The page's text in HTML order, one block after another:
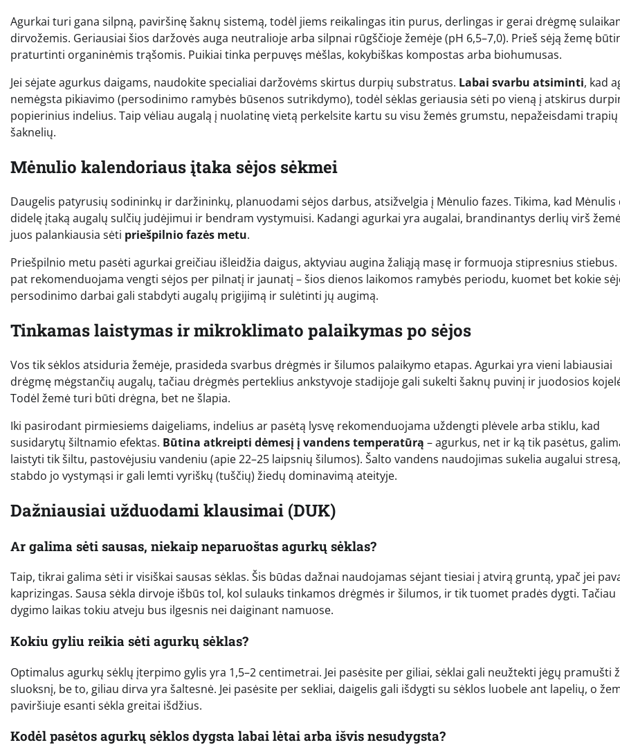
Agurkai turi gana silpną, paviršinę šaknų sistemą, todėl jiems reikalingas itin purus, derlingas ir gerai drėgmę
dirvožemis. Geriausiai šios daržovės auga neutralioje arba silpnai rūgščioje žemėje (pH 6,5–7,0). Prieš sėją žemę
praturtinti organinėmis trąšomis. Puikiai tinka perpuvęs mėšlas, kokybiškas kompostas arba biohumusas.
Jei sėjate agurkus daigams, naudokite specialiai daržovėms skirtus durpių substratus. Labai svarbu atsiminti, kad
nemėgsta pikiavimo (persodinimo ramybės būsenos sutrikdymo), todėl sėklas geriausia sėti po vieną į atskirus
popierinius indelius. Taip vėliau augalą į nuolatinę vietą perkelsite kartu su visu žemės grumstu, nepažeisdami trapių
šaknelių.
Mėnulio kalendoriaus įtaka sėjos sėkmei
Daugelis patyrusių sodininkų ir daržininkų, planuodami sėjos darbus, atsižvelgia į Mėnulio fazes. Tikima, kad Mėnulis
didelę įtaką augalų sulčių judėjimui ir bendram vystymuisi. Kadangi agurkai yra augalai, brandinantys derlių virš
juos palankiausia sėti priešpilnio fazės metu.
Priešpilnio metu pasėti agurkai greičiau išleidžia daigus, aktyviau augina žaliąją masę ir formuoja stipresnius stiebus.
pat rekomenduojama vengti sėjos per pilnatį ir jaunatį – šios dienos laikomos ramybės periodu, kuomet bet kokie
persodinimo darbai gali stabdyti augalų prigijimą ir sulėtinti jų augimą.
Tinkamas laistymas ir mikroklimato palaikymas po sėjos
Vos tik sėklos atsiduria žemėje, prasideda svarbus drėgmės ir šilumos palaikymo etapas. Agurkai yra vieni labiausiai
drėgmę mėgstančių augalų, tačiau drėgmės perteklius ankstyvoje stadijoje gali sukelti šaknų puvinį ir juodosios
Todėl žemė turi būti drėgna, bet ne šlapia.
Iki pasirodant pirmiesiems daigeliams, indelius ar pasėtą lysvę rekomenduojama uždengti plėvele arba stiklu, kad
susidarytų šiltnamio efektas. Būtina atkreipti dėmesį į vandens temperatūrą – agurkus, net ir ką tik pasėtus,
laistyti tik šiltu, pastovėjusiu vandeniu (apie 22–25 laipsnių šilumos). Šalto vandens naudojimas sukelia augalui stresą,
stabdo jo vystymąsi ir gali lemti vyriškų (tuščių) žiedų dominavimą ateityje.
Dažniausiai užduodami klausimai (DUK)
Ar galima sėti sausas, niekaip neparuoštas agurkų sėklas?
Taip, tikrai galima sėti ir visiškai sausas sėklas. Šis būdas dažnai naudojamas sėjant tiesiai į atvirą gruntą, ypač jei
kaprizingas. Sausa sėkla dirvoje išbūs tol, kol sulauks tinkamos drėgmės ir šilumos, ir tik tuomet pradės dygti. Tačiau
dygimo laikas tokiu atveju bus ilgesnis nei daiginant namuose.
Kokiu gyliu reikia sėti agurkų sėklas?
Optimalus agurkų sėklų įterpimo gylis yra 1,5–2 centimetrai. Jei pasėsite per giliai, sėklai gali neužtekti jėgų pramušti
sluoksnį, be to, giliau dirva yra šaltesnė. Jei pasėsite per sekliai, daigelis gali išdygti su sėklos luobele ant lapelių, o
paviršiuje esanti sėkla greitai išdžius.
Kodėl pasėtos agurkų sėklos dygsta labai lėtai arba išvis nesudygsta?